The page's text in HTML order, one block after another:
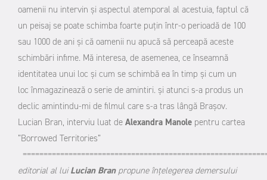
oamenii nu intervin și aspectul atemporal al acestuia, faptul că
un peisaj se poate schimba foarte puțin într-o perioadă de 100
sau 1000 de ani și că oamenii nu apucă să perceapă aceste
schimbări infime. Mă interesa, de asemenea, ce înseamnă
identitatea unui loc și cum se schimbă ea în timp și cum un
loc înmagazinează o serie de amintiri. și atunci s-a produs un
declic amintindu-mi de filmul care s-a tras lângă Brașov.
Lucian Bran, interviu luat de Alexandra Manole pentru cartea
”Borrowed Territories”
editorial al luiLucian Branpropune înțelegerea demersului